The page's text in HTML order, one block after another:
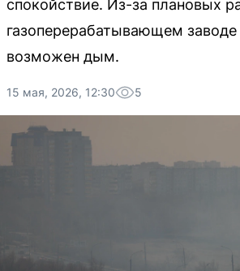
спокойствие. Из-за плановых
газоперерабатывающем
возможен дым.
15 мая, 2026, 12:30 5